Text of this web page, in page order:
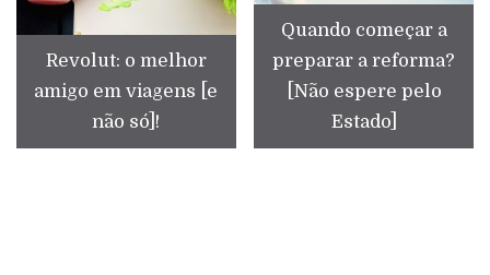
Revolut: o melhor
amigo em viagens [e
não só]!
Quando começar a
preparar a reforma?
[Não espere pelo
Estado]